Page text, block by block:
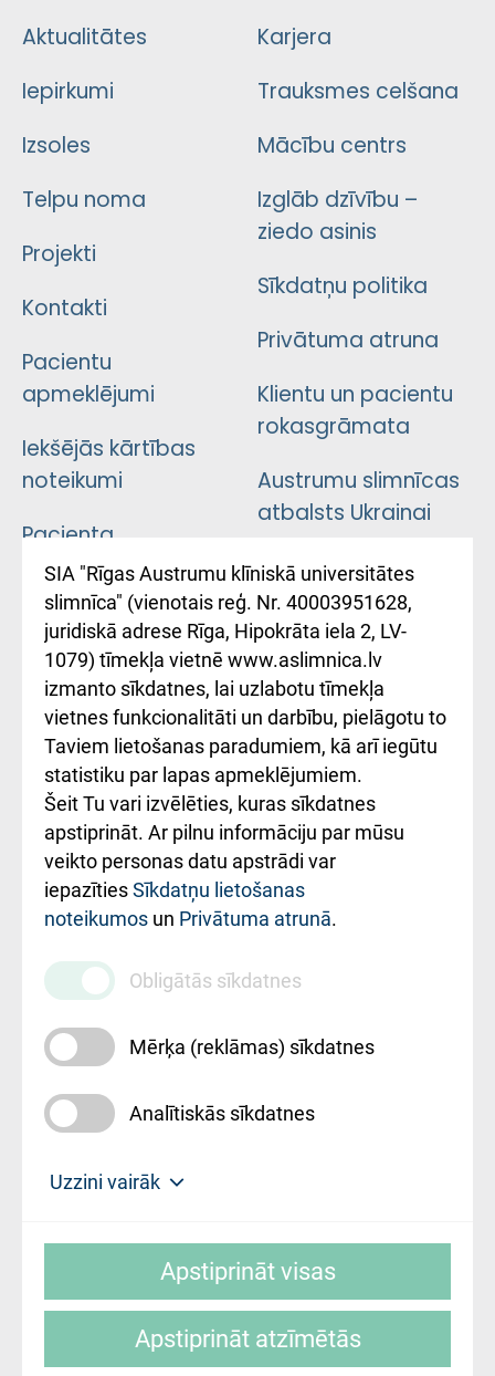
Aktualitātes
Iepirkumi
Izsoles
Telpu noma
Projekti
Kontakti
Pacientu
apmeklējumi
Iekšējās kārtības
noteikumi
Pacienta
atsauksmju/sūdzību
iesniegšanas
kārtība
Kā pie mums nokļūt
Rēķinu apmaksas
ceļvedis
Rekvizīti un
ārstniecības
iestādes kods
010000234
Maksas
pakalpojumu
cenrādis
Karjera
Trauksmes celšana
Mācību centrs
Izglāb dzīvību –
ziedo asinis
Sīkdatņu politika
Privātuma atruna
Klientu un pacientu
rokasgrāmata
Austrumu slimnīcas
atbalsts Ukrainai
Підтримка Східної
лікарні та співпраця з
Україною
Mājas lapas izstrāde:
SIA "Rīgas Austrumu klīniskā universitātes
slimnīca" (vienotais reģ. Nr. 40003951628,
juridiskā adrese Rīga, Hipokrāta iela 2, LV-
1079) tīmekļa vietnē www.aslimnica.lv
izmanto sīkdatnes, lai uzlabotu tīmekļa
vietnes funkcionalitāti un darbību, pielāgotu to
Taviem lietošanas paradumiem, kā arī iegūtu
statistiku par lapas apmeklējumiem.
Šeit Tu vari izvēlēties, kuras sīkdatnes
apstiprināt. Ar pilnu informāciju par mūsu
veikto personas datu apstrādi var
iepazītiesSīkdatņu lietošanas
noteikumos un Privātuma atrunā.
Obligātās sīkdatnes
Mērķa (reklāmas) sīkdatnes
Analītiskās sīkdatnes
Uzzini vairāk
slimnīca, turpmāk – Pārzinis, sīkdatņu
sīkdatņu izmantošanas nosacījumiem.
Apstiprināt visas
Apstiprināt atzīmētās